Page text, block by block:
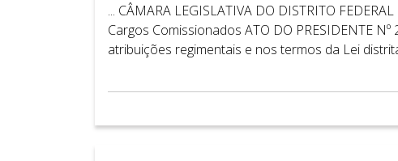
... CÂMARA LEGISLATIVA DO DISTRITO
Cargos Comissionados ATO DO PRESIDENTE
atribuições regimentais e nos termos da Lei